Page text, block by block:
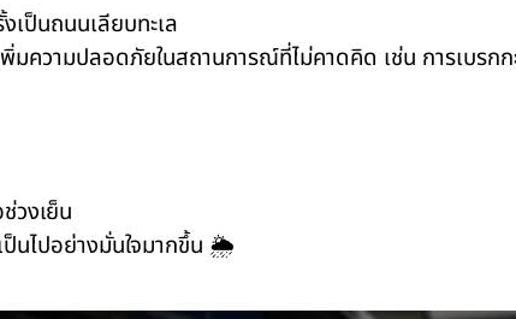
เป็นถนนเลียบทะเล
มความปลอดภัยในสถานการณ์ที่ไม่คาดคิด เช่น การเบรก
วงเย็น
ป็นไปอย่างมั่นใจมากขึ้น 🌦️